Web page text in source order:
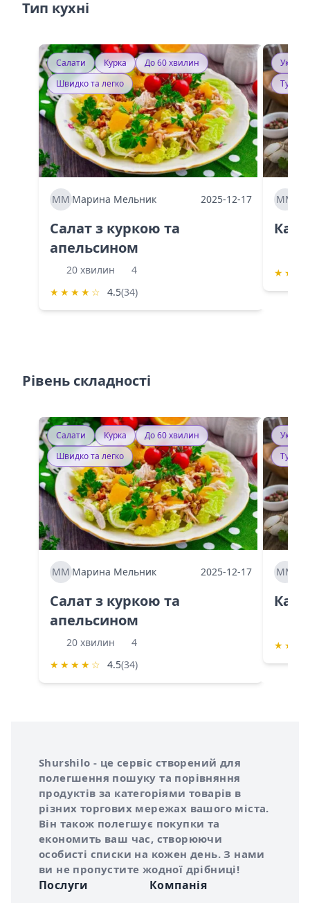
Тип кухні
Салати Курка
До 60 хвилин
Швидко та легко
ММ Марина Мельник 2025-12-17
Салат з куркою та
апельсином
20 хвилин
4
★ ★ ★ ★ ☆ 4.5(34)
ММ
★ ★
Рівень складності
Салати Курка
До 60 хвилин
Швидко та легко
ММ Марина Мельник 2025-12-17
Салат з куркою та
апельсином
20 хвилин
4
★ ★ ★ ★ ☆ 4.5(34)
ММ
★ ★
Про сервіс Shurshilo
Shurshilo - це сервіс створений для
полегшення пошуку та порівняння
продуктів за категоріями товарів в
різних торгових мережах вашого міста.
Він також полегшує покупки та
економить ваш час, створюючи
особисті списки на кожен день. З нами
ви не пропустите жодної дрібниці!
Послуги Компанія